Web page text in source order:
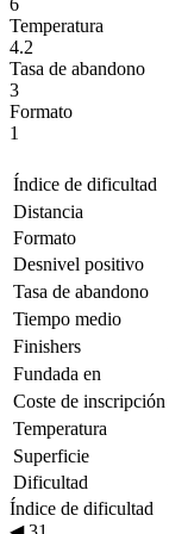
Temperatura
4.2
Tasa de abandono
3
Formato
1
Índice de dificultad
Distancia
Formato
Desnivel positivo
Tasa de abandono
Tiempo medio
Finishers
Fundada en
Coste de inscripción
Temperatura
Superficie
Dificultad
Índice de dificultad